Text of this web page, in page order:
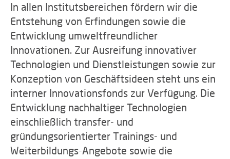
In allen Institutsbereichen fördern wir die
Entstehung von Erfindungen sowie die
Entwicklung umweltfreundlicher
Innovationen. Zur Ausreifung innovativer
Technologien und Dienstleistungen sowie zur
Konzeption von Geschäftsideen steht uns ein
interner Innovationsfonds zur Verfügung. Die
Entwicklung nachhaltiger Technologien
einschließlich transfer- und
gründungsorientierter Trainings- und
Weiterbildungs-Angebote sowie die